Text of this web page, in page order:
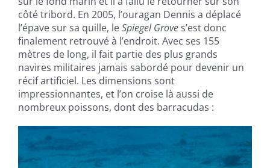
côté tribord. En 2005, l’ouragan Dennis a déplacé
l’épave sur sa quille, leSpiegel Groves’est donc
finalement retrouvé à l’endroit. Avec ses 155
mètres de long, il fait partie des plus grands
navires militaires jamais sabordé pour devenir un
récif artificiel. Les dimensions sont
impressionnantes, et l’on croise là aussi de
nombreux poissons, dont des barracudas :